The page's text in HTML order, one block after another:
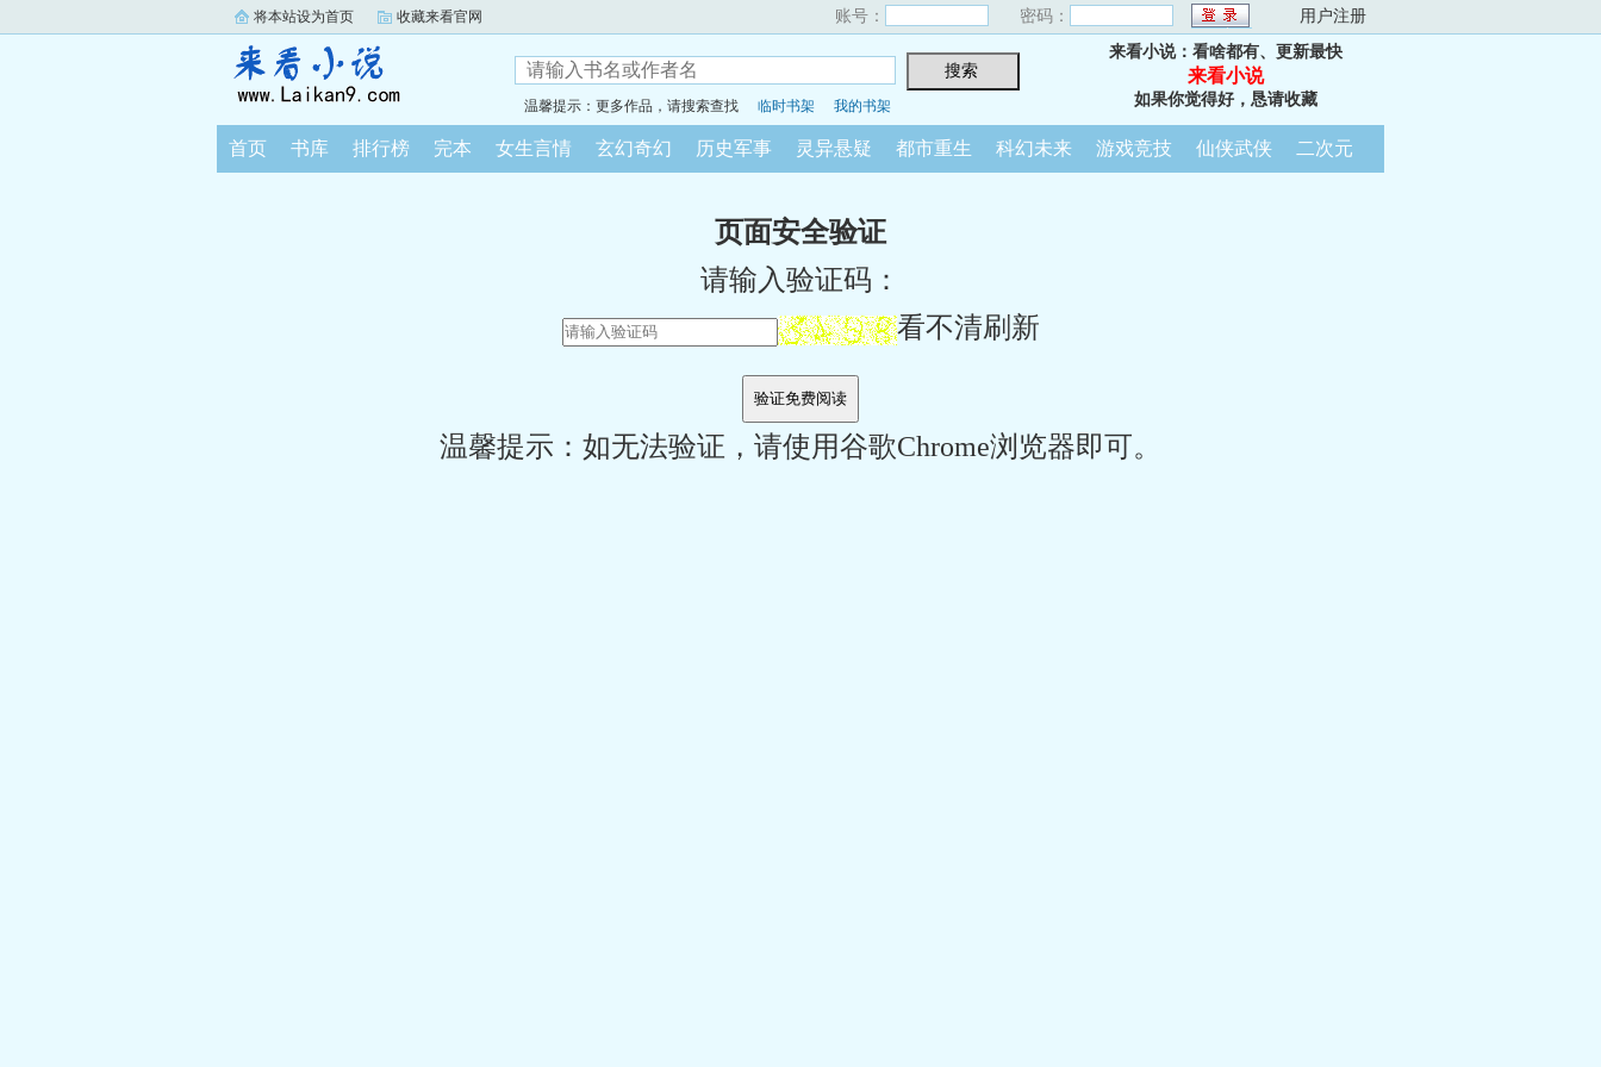
将本站设为首页 收藏来看官网 账号： 密码： 用户注册
温馨提示：更多作品，请搜索查找 临时书架 我的书架
来看小说：看啥都有、更新最快
来看小说
如果你觉得好，恳请收藏
首页 书库 排行榜 完本 女生言情 玄幻奇幻 历史军事 灵异悬疑 都市重生 科幻未来 游戏竞技 仙侠武侠 二次元
页面安全验证
请输入验证码：
看不清刷新
温馨提示：如无法验证，请使用谷歌Chrome浏览器即可。